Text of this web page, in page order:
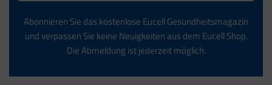
Abonnieren Sie das kostenlose Eucell Gesundheitsmagazin
und verpassen Sie keine Neuigkeiten aus dem Eucell Shop.
Die Abmeldung ist jederzeit möglich.